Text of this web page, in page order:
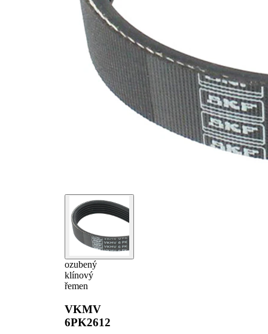
ozubený
klínový
řemen
VKMV
6PK2612